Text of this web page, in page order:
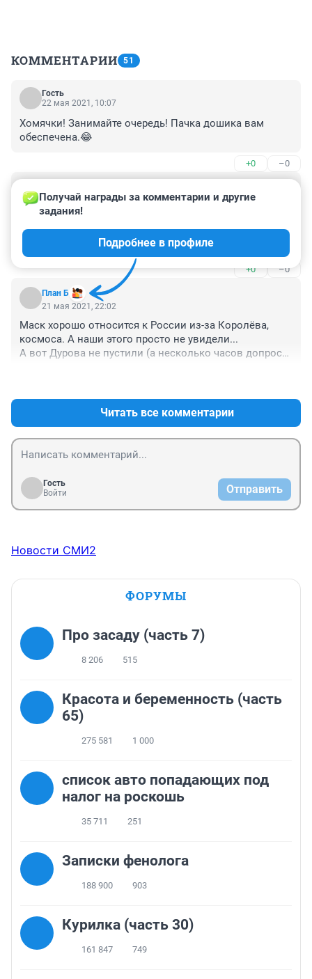
КОММЕНТАРИИ 51
Гость
22 мая 2021, 10:07
Хомячки! Занимайте очередь! Пачка дошика вам
обеспечена.😂
+0 –0
21 мая 2021, 22:06
А как же американские санкции? Или они только в
одну сторону работают?
Давай Илон, до свидания. Продавай свой товар в
своей стране, никто не будет в РФ покупать ваши
санкционные поделки.
+0 –0
План Б
Получай награды за комментарии и другие
задания!
Подробнее в профиле
21 мая 2021, 22:02
Маск хорошо относится к России из-за Королёва,
космоса. А наши этого просто не увидели...
А вот Дурова не пустили (а несколько часов допроса
Читать все комментарии
Гость
Войти
Отправить
Новости СМИ2
ФОРУМЫ
Про засаду (часть 7)
8 206 515
Красота и беременность (часть
65)
275 581 1 000
список авто попадающих под
налог на роскошь
35 711 251
Записки фенолога
188 900 903
Курилка (часть 30)
161 847 749